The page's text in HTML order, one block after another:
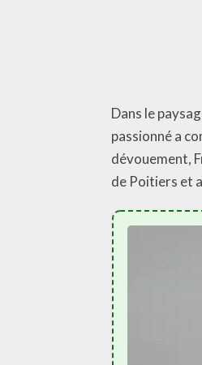
Dans le
passionné a
dévouement,
de Poitiers et